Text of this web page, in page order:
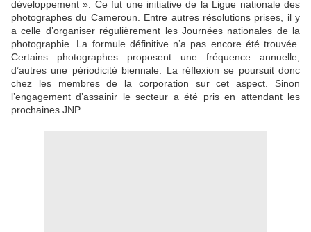
développement ». Ce fut une initiative de la Ligue nationale des
photographes du Cameroun. Entre autres résolutions prises, il y
a celle d’organiser régulièrement les Journées nationales de la
photographie. La formule définitive n’a pas encore été trouvée.
Certains photographes proposent une fréquence annuelle,
d’autres une périodicité biennale. La réflexion se poursuit donc
chez les membres de la corporation sur cet aspect. Sinon
l’engagement d’assainir le secteur a été pris en attendant les
prochaines JNP.